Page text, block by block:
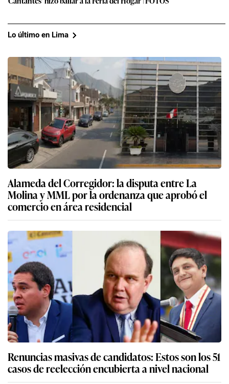
Lo último en Lima
Alameda del Corregidor: la disputa entre La
Molina y MML por la ordenanza que aprobó el
comercio en área residencial
Renuncias masivas de candidatos: Estos son los 51
casos de reelección encubierta a nivel nacional